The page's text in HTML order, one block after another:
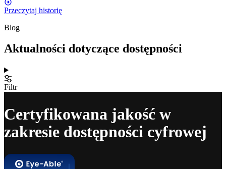
Przeczytaj historię
Blog
Aktualności dotyczące dostępności
Filtr
Certyfikowana jakość w
zakresie dostępności cyfrowej